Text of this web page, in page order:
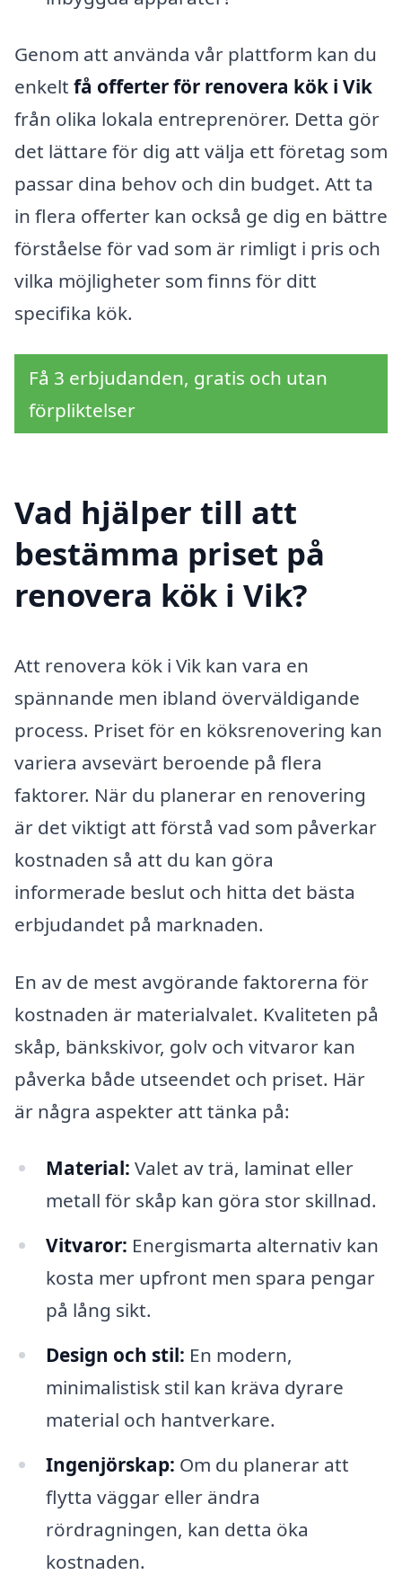
Genom att använda vår plattform kan du
enkelt få offerter för renovera kök i Vik
från olika lokala entreprenörer. Detta gör
det lättare för dig att välja ett företag som
passar dina behov och din budget. Att ta
in flera offerter kan också ge dig en bättre
förståelse för vad som är rimligt i pris och
vilka möjligheter som finns för ditt
specifika kök.
Få 3 erbjudanden, gratis och utan
förpliktelser
Vad hjälper till att
bestämma priset på
renovera kök i Vik?
Att renovera kök i Vik kan vara en
spännande men ibland överväldigande
process. Priset för en köksrenovering kan
variera avsevärt beroende på flera
faktorer. När du planerar en renovering
är det viktigt att förstå vad som påverkar
kostnaden så att du kan göra
informerade beslut och hitta det bästa
erbjudandet på marknaden.
En av de mest avgörande faktorerna för
kostnaden är materialvalet. Kvaliteten på
skåp, bänkskivor, golv och vitvaror kan
påverka både utseendet och priset. Här
är några aspekter att tänka på:
Material: Valet av trä, laminat eller
metall för skåp kan göra stor skillnad.
Vitvaror: Energismarta alternativ kan
kosta mer upfront men spara pengar
på lång sikt.
Design och stil: En modern,
minimalistisk stil kan kräva dyrare
material och hantverkare.
Ingenjörskap: Om du planerar att
flytta väggar eller ändra
rördragningen, kan detta öka
kostnaden.